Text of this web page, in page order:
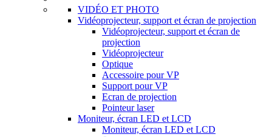
VIDÉO ET PHOTO
Vidéoprojecteur, support et écran de projection
Vidéoprojecteur, support et écran de
projection
Vidéoprojecteur
Optique
Accessoire pour VP
Support pour VP
Ecran de projection
Pointeur laser
Moniteur, écran LED et LCD
Moniteur, écran LED et LCD